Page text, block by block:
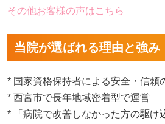
その他お客様の声はこちら
当院が選ばれる理由と強み
* 国家資格保持者による安全・信頼
* 西宮市で長年地域密着型で運営
* 「病院で改善しなかった方の駆け